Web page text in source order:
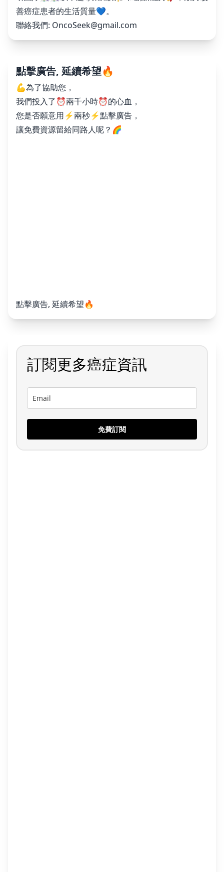
善癌症患者的生活質量💙。
聯絡我們: OncoSeek@gmail.com
點擊廣告, 延續希望🔥
💪為了協助您，
我們投入了⏰兩千小時⏰的心血，
您是否願意用⚡️兩秒⚡️點擊廣告，
讓免費資源留給同路人呢？🌈
點擊廣告, 延續希望🔥
訂閱更多癌症資訊
免費訂閱